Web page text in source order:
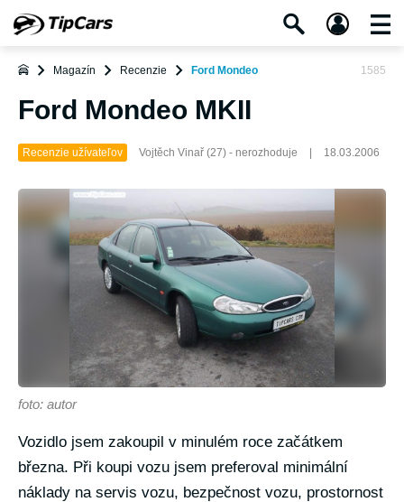
Magazín Recenzie Ford Mondeo 1585
Ford Mondeo MKII
Recenzie užívateľov Vojtěch Vinař (27) - nerozhoduje 18.03.2006
foto: autor
Vozidlo jsem zakoupil v minulém roce začátkem
března. Při koupi vozu jsem preferoval minimální
náklady na servis vozu, bezpečnost vozu, prostornost